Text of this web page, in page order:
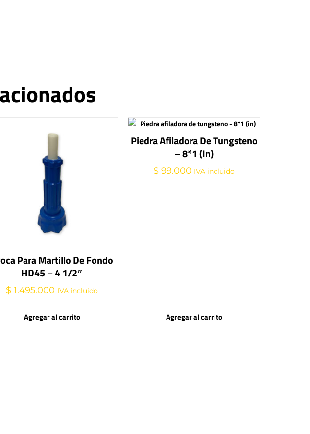
Para Martillo De Fondo
HD45 – 4 1/2″
$ 1.495.000 IVA incluido
Agregar al carrito
Piedra Afiladora De Tungsteno
– 8*1 (in)
$ 99.000 IVA incluido
Agregar al carrito